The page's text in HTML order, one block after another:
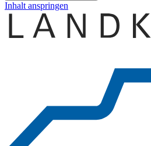
Inhalt anspringen